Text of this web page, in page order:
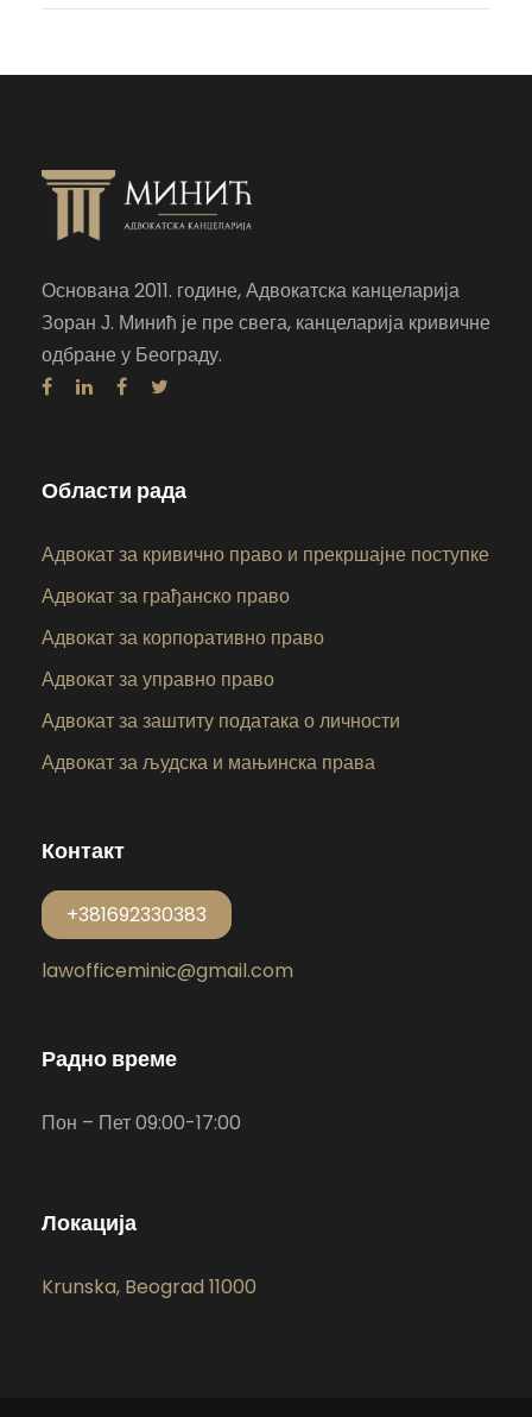
Основана 2011. године, Адвокатска канцеларија
Зоран Ј. Минић је пре свега, канцеларија кривичне
одбране у Београду.
Области рада
Адвокат за кривично право и прекршајне поступке
Адвокат за грађанско право
Адвокат за корпоративно право
Адвокат за управно право
Адвокат за заштиту података о личности
Адвокат за људска и мањинска права
Контакт
+381692330383
lawofficeminic@gmail.com
Радно време
Пон – Пет 09:00-17:00
Локација
Krunska, Beograd 11000